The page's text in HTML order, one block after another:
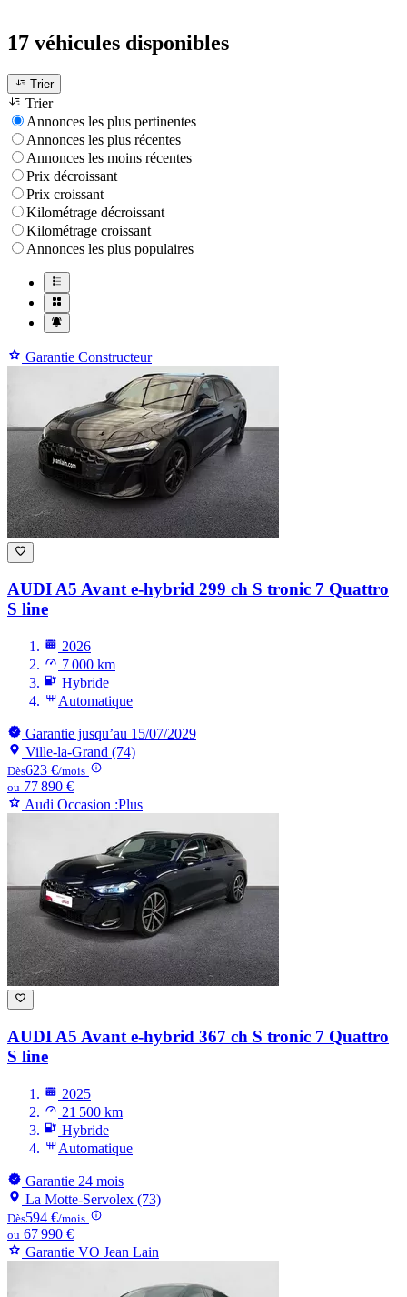
17 véhicules disponibles
Trier
Trier
Annonces les plus pertinentes
Annonces les plus récentes
Annonces les moins récentes
Prix décroissant
Prix croissant
Kilométrage décroissant
Kilométrage croissant
Annonces les plus populaires
Garantie Constructeur
AUDI A5 Avant e-hybrid 299 ch S tronic 7 Quattro
S line
2026
7 000 km
Hybride
Automatique
Garantie jusqu’au 15/07/2029
Ville-la-Grand (74)
Dès623 €/mois
ou 77 890 €
Audi Occasion :Plus
AUDI A5 Avant e-hybrid 367 ch S tronic 7 Quattro
S line
2025
21 500 km
Hybride
Automatique
Garantie 24 mois
La Motte-Servolex (73)
Dès594 €/mois
ou 67 990 €
Garantie VO Jean Lain